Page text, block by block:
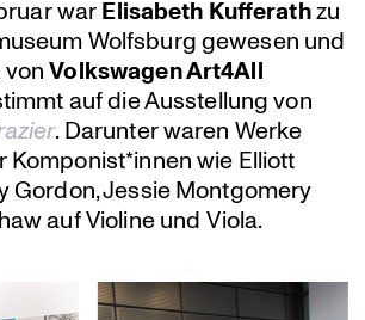
warElisabeth Kufferathzu
Wolfsburg gewesen und
Volks­wagen Art4All
auf die Ausstel­lung von
. Darunter waren Werke
Komponist*innen wie Elliott
Gordon, Jessie Montgo­mery
auf Violine und Viola.